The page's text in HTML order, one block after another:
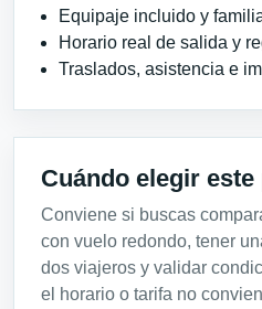
Equipaje incluido y
Horario real de salida y
Traslados, asistencia e
Cuándo elegir este
Conviene si buscas
con vuelo redondo, tener
dos viajeros y validar
el horario o tarifa no